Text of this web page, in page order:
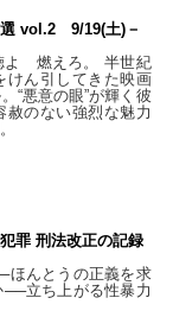
選 vol.2 9/19(土)－
燃えろ。 半世紀
けん引してきた映画
“悪意の眼”が輝く彼
赦のない強烈な魅力
罪 刑法改正の記録
ほんとうの正義を求
立ち上がる性暴力